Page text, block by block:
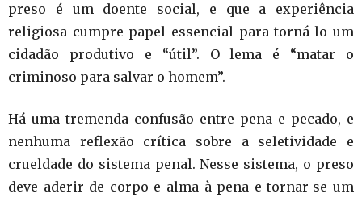
preso é um doente social, e que a experiência
religiosa cumpre papel essencial para torná-lo um
cidadão produtivo e “útil”. O lema é “matar o
criminoso para salvar o homem”.
Há uma tremenda confusão entre pena e pecado, e
nenhuma reflexão crítica sobre a seletividade e
crueldade do sistema penal. Nesse sistema, o preso
deve aderir de corpo e alma à pena e tornar-se um